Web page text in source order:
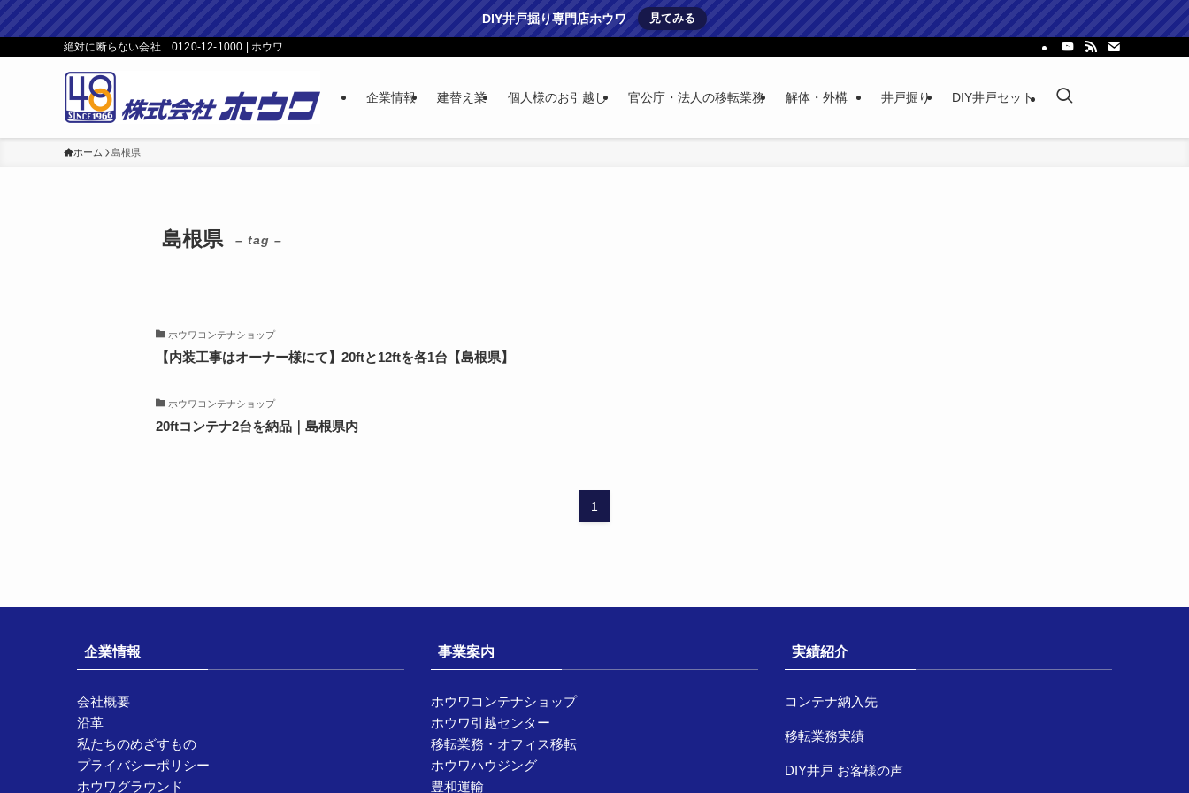
DIY井戸掘り専門店ホウワ 見てみる
絶対に断らない会社 0120-12-1000 | ホウワ
企業情報 建替え業 個人様のお引越し 官公庁・法人の移転業務 解体・外構 井戸掘り DIY井戸セット
ホーム 島根県
島根県 – tag –
ホウワコンテナショップ
【内装工事はオーナー様にて】20ftと12ftを各1台【島根県】
ホウワコンテナショップ
20ftコンテナ2台を納品｜島根県内
1
企業情報
会社概要
沿革
私たちのめざすもの
プライバシーポリシー
ホウワグラウンド
事業案内
ホウワコンテナショップ
ホウワ引越センター
移転業務・オフィス移転
ホウワハウジング
豊和運輸
実績紹介
コンテナ納入先
移転業務実績
DIY井戸 お客様の声